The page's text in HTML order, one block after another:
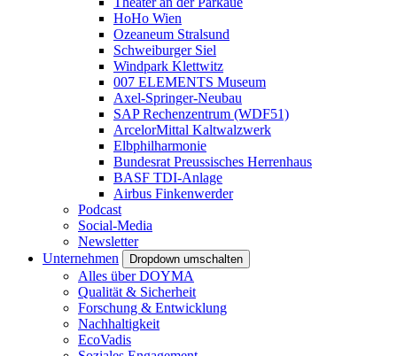
HoHo Wien
Ozeaneum Stralsund
Schweiburger Siel
Windpark Klettwitz
007 ELEMENTS Museum
Axel-Springer-Neubau
SAP Rechenzentrum (WDF51)
ArcelorMittal Kaltwalzwerk
Elbphilharmonie
Bundesrat Preussisches Herrenhaus
BASF TDI-Anlage
Airbus Finkenwerder
Podcast
Social-Media
Newsletter
Unternehmen
Dropdown umschalten
Alles über DOYMA
Qualität & Sicherheit
Forschung & Entwicklung
Nachhaltigkeit
EcoVadis